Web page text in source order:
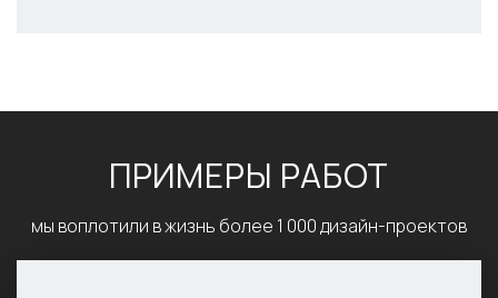
ПРИМЕРЫ РАБОТ
мы воплотили в жизнь более 1 000 дизайн-проектов